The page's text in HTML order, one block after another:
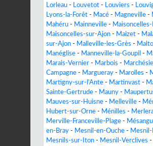
Lorleau - Louvetot - Louviers -
Lyons-la-Forêt - Macé - Magneville -
Mahéru - Mainneville -
Maisoncelles-sur-Ajon - Maizet -
sur-Ajon - Malleville-les-Grès -
Manéglise - Manneville-la-Goupil -
Marais-Vernier - Marbois -
Campagne - Margueray - Marolles -
Martigny-sur-l'Ante - Martinvast -
Sainte-Gertrude - Mauny -
Mauves-sur-Huisne - Melleville -
Hubert-sur-Orne - Ménilles -
Merville-Franceville-Plage -
en-Bray - Mesnil-en-Ouche -
Mesnils-sur-Iton - Mesnil-Verclives -